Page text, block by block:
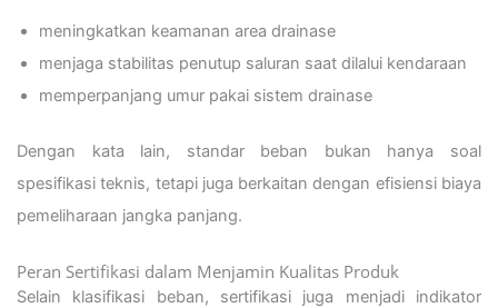
meningkatkan keamanan area drainase
menjaga stabilitas penutup saluran saat dilalui kendaraan
memperpanjang umur pakai sistem drainase
Dengan kata lain, standar beban bukan hanya soal
spesifikasi teknis, tetapi juga berkaitan dengan efisiensi biaya
pemeliharaan jangka panjang.
Peran Sertifikasi dalam Menjamin Kualitas Produk
Selain klasifikasi beban, sertifikasi juga menjadi indikator